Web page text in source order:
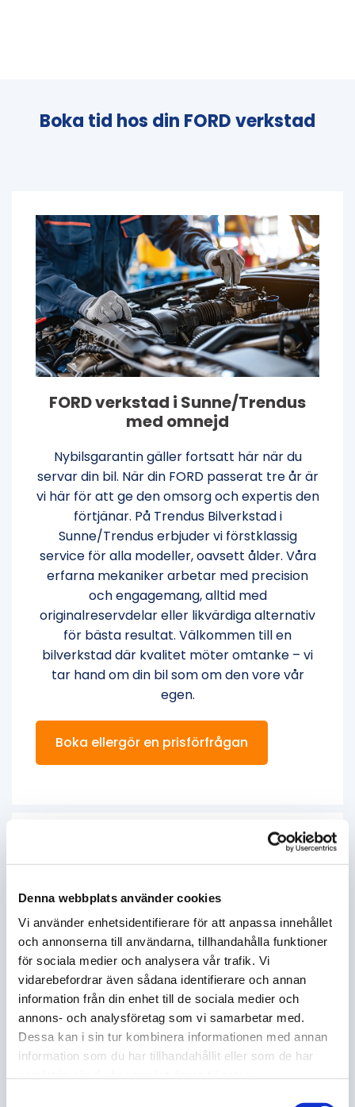
Denna webbplats använder cookies
Vi använder enhetsidentifierare för att anpassa innehållet
och annonserna till användarna, tillhandahålla funktioner
för sociala medier och analysera vår trafik. Vi
vidarebefordrar även sådana identifierare och annan
information från din enhet till de sociala medier och
annons- och analysföretag som vi samarbetar med.
Dessa kan i sin tur kombinera informationen med annan
information som du har tillhandahållit eller som de har
Boka tid hos din FORD verkstad
FORD verkstad i Sunne/Trendus
med omnejd
Nybilsgarantin gäller fortsatt här när du
servar din bil. När din FORD passerat tre år är
vi här för att ge den omsorg och expertis den
förtjänar. På Trendus Bilverkstad i
Sunne/Trendus erbjuder vi förstklassig
service för alla modeller, oavsett ålder. Våra
erfarna mekaniker arbetar med precision
och engagemang, alltid med
originalreservdelar eller likvärdiga alternativ
för bästa resultat. Välkommen till en
bilverkstad där kvalitet möter omtanke – vi
tar hand om din bil som om den vore vår
egen.
Boka ellergör en prisförfrågan
FORD service i Sunne/Trendus med
omnejd
Oavsett om det handlar om en rutinservice